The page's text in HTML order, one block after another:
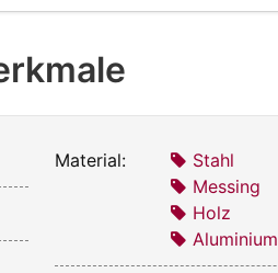
Material:
Stahl
Messing
Holz
Aluminium